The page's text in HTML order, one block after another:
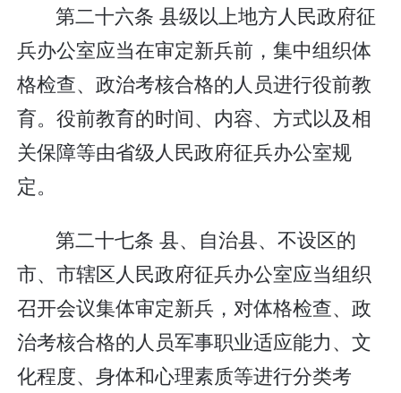
第二十六条 县级以上地方人民政府征
兵办公室应当在审定新兵前，集中组织体
格检查、政治考核合格的人员进行役前教
育。役前教育的时间、内容、方式以及相
关保障等由省级人民政府征兵办公室规
定。
第二十七条 县、自治县、不设区的
市、市辖区人民政府征兵办公室应当组织
召开会议集体审定新兵，对体格检查、政
治考核合格的人员军事职业适应能力、文
化程度、身体和心理素质等进行分类考